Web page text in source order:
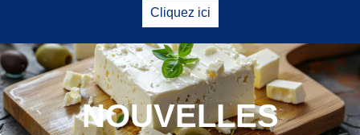
Cliquez ici
NOUVELLES